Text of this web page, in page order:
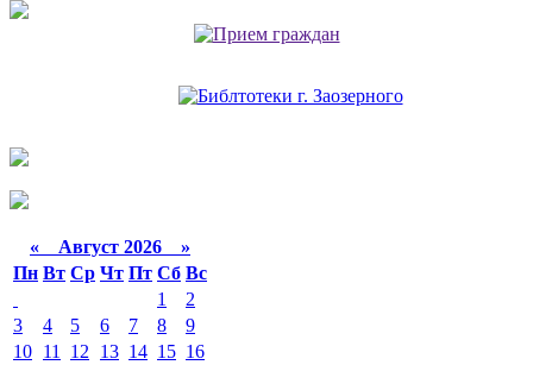
« Август 2026 »
Пн Вт Ср Чт Пт Сб Вс
1
2
3
4 5 6 7 8
9
10 11 12 13 14 15 16